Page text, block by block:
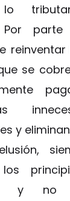
lo
Por
se
y
y no